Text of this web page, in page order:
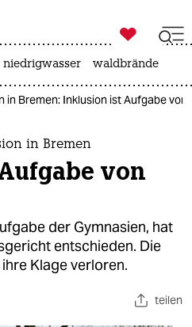
ich

taz zahl ich
niedrigwasser waldbrände
in Bremen: Inklusion ist Aufgabe von
in Bremen
von
der Gymnasien, hat
entschieden. Die
Klage verloren.
teilen